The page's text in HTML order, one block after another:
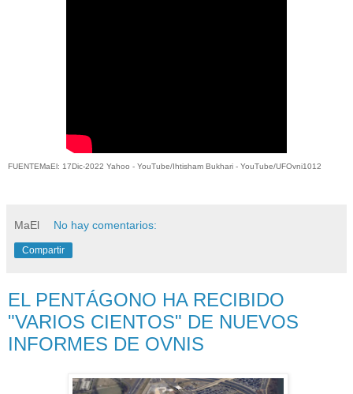
FUENTEMaEl: 17Dic-2022 Yahoo - YouTube/Ihtisham Bukhari - YouTube/UFOvni1012
MaEl No hay comentarios:
Compartir
EL PENTÁGONO HA RECIBIDO
"VARIOS CIENTOS" DE NUEVOS
INFORMES DE OVNIS